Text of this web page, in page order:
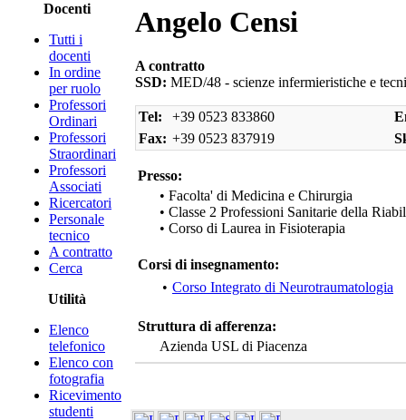
Docenti
Tutti i
docenti
In ordine
per ruolo
Professori
Ordinari
Professori
Straordinari
Professori
Associati
Ricercatori
Personale
tecnico
A contratto
Cerca
Utilità
Elenco
telefonico
Elenco con
fotografia
Ricevimento
studenti
Angelo Censi
A contratto
SSD: MED/48 - scienze infermieristiche e
Tel: +39 0523 833860
Fax: +39 0523 837919
Presso:
• Facolta' di Medicina e Chirurgia
• Classe 2 Professioni Sanitarie della
• Corso di Laurea in Fisioterapia
Corsi di insegnamento:
• Corso Integrato di Neurotraumatologia
Struttura di afferenza:
Azienda USL di Piacenza